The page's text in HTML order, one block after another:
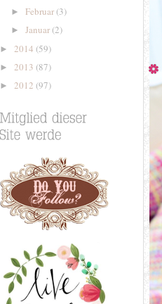
► Februar(3)
► Januar(2)
► 2014 (59)
► 2013 (87)
► 2012 (97)